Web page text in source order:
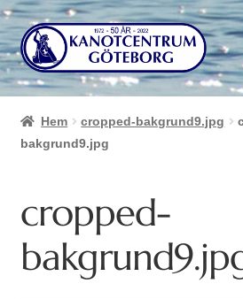
Hoppa
till
navigering
Hoppa
till
innehåll
Hem cropped-bakgrund9.jpg
bakgrund9.jpg
cropped-